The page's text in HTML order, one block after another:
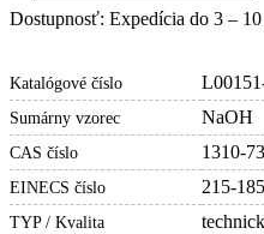
Dostupnosť: Expedícia do 3 –
Katalógové číslo
Sumárny vzorec NaOH
CAS číslo 1310-
EINECS číslo 215-
TYP / Kvalita